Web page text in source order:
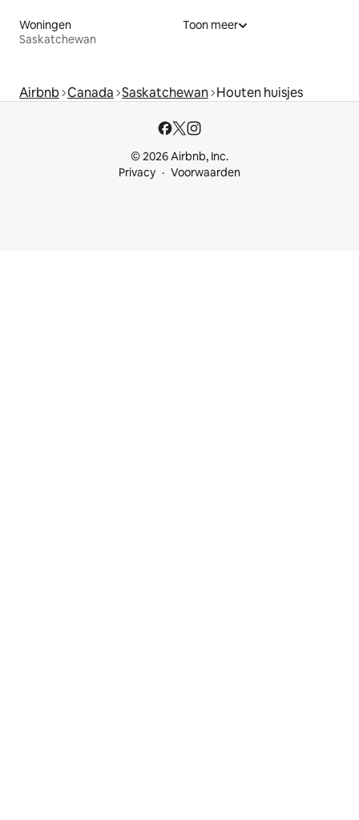
Woningen
Saskatchewan
Toon meer
Airbnb Canada Saskatchewan Houten huisjes
© 2026 Airbnb, Inc.
Privacy
Voorwaarden